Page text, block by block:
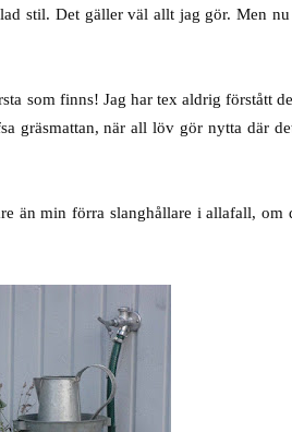
stil. Det gäller väl allt jag gör. Men
som finns! Jag har tex aldrig förstått
gräsmattan, när all löv gör nytta där
än min förra slanghållare i allafall,